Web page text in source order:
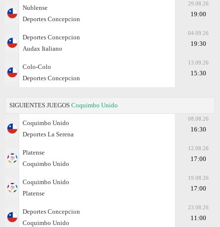
Nublense
Deportes Concepcion
29.08.26
19:00
Deportes Concepcion
Audax Italiano
04.09.26
19:30
Colo-Colo
Deportes Concepcion
13.09.26
15:30
SIGUIENTES JUEGOS Coquimbo Unido
Coquimbo Unido
Deportes La Serena
08.08.26
16:30
Platense
Coquimbo Unido
12.08.26
17:00
Coquimbo Unido
Platense
19.08.26
17:00
Deportes Concepcion
Coquimbo Unido
23.08.26
11:00